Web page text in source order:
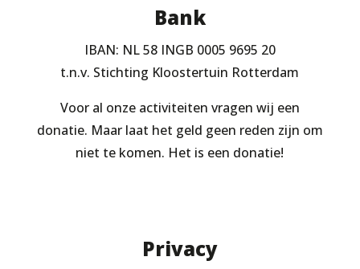
Bank
IBAN: NL 58 INGB 0005 9695 20
t.n.v. Stichting Kloostertuin Rotterdam
Voor al onze activiteiten vragen wij een
donatie. Maar laat het geld geen reden zijn om
niet te komen. Het is een donatie!
Privacy